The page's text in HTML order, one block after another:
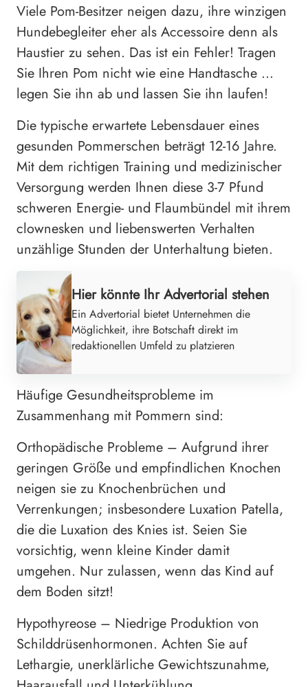
Viele Pom-Besitzer neigen dazu, ihre winzigen
Hundebegleiter eher als Accessoire denn als
Haustier zu sehen. Das ist ein Fehler! Tragen
Sie Ihren Pom nicht wie eine Handtasche …
legen Sie ihn ab und lassen Sie ihn laufen!
Die typische erwartete Lebensdauer eines
gesunden Pommerschen beträgt 12-16 Jahre.
Mit dem richtigen Training und medizinischer
Versorgung werden Ihnen diese 3-7 Pfund
schweren Energie- und Flaumbündel mit ihrem
clownesken und liebenswerten Verhalten
unzählige Stunden der Unterhaltung bieten.
Hier könnte Ihr Advertorial stehen
Ein Advertorial bietet Unternehmen die
Möglichkeit, ihre Botschaft direkt im
redaktionellen Umfeld zu platzieren
Häufige Gesundheitsprobleme im
Zusammenhang mit Pommern sind:
Orthopädische Probleme – Aufgrund ihrer
geringen Größe und empfindlichen Knochen
neigen sie zu Knochenbrüchen und
Verrenkungen; insbesondere Luxation Patella,
die die Luxation des Knies ist. Seien Sie
vorsichtig, wenn kleine Kinder damit
umgehen. Nur zulassen, wenn das Kind auf
dem Boden sitzt!
Hypothyreose – Niedrige Produktion von
Schilddrüsenhormonen. Achten Sie auf
Lethargie, unerklärliche Gewichtszunahme,